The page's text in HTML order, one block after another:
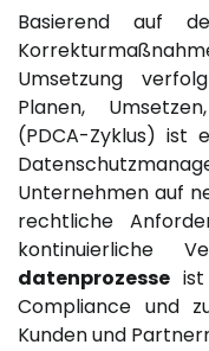
Basierend auf
Umsetzung
Planen,
(PDCA-Zyklus) ist
Unternehmen auf
rechtliche
kontinuierliche
datenprozesse
Compliance und
Kunden und